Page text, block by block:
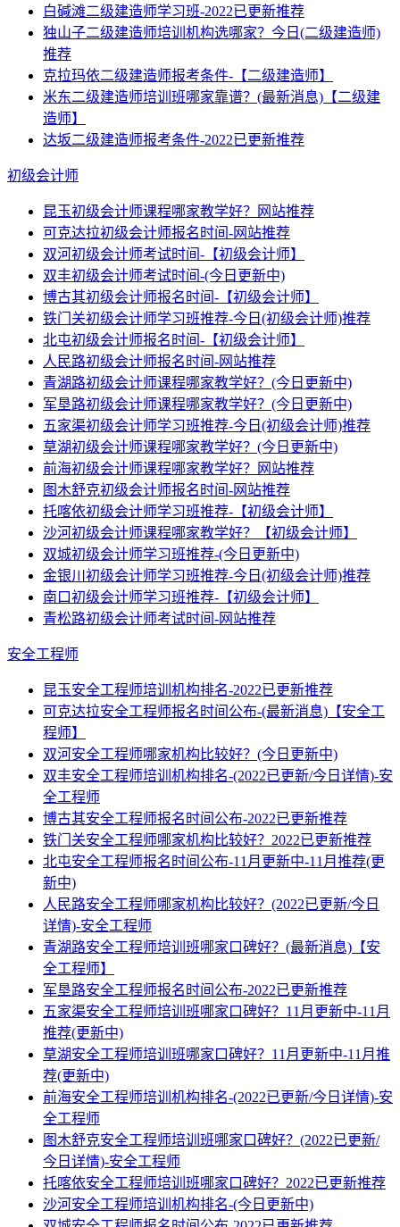
白碱滩二级建造师学习班-2022已更新推荐
独山子二级建造师培训机构选哪家？今日(二级建造师)
推荐
克拉玛依二级建造师报考条件-【二级建造师】
米东二级建造师培训班哪家靠谱？(最新消息)【二级建
造师】
达坂二级建造师报考条件-2022已更新推荐
初级会计师
昆玉初级会计师课程哪家教学好？网站推荐
可克达拉初级会计师报名时间-网站推荐
双河初级会计师考试时间-【初级会计师】
双丰初级会计师考试时间-(今日更新中)
博古其初级会计师报名时间-【初级会计师】
铁门关初级会计师学习班推荐-今日(初级会计师)推荐
北屯初级会计师报名时间-【初级会计师】
人民路初级会计师报名时间-网站推荐
青湖路初级会计师课程哪家教学好？(今日更新中)
军垦路初级会计师课程哪家教学好？(今日更新中)
五家渠初级会计师学习班推荐-今日(初级会计师)推荐
草湖初级会计师课程哪家教学好？(今日更新中)
前海初级会计师课程哪家教学好？网站推荐
图木舒克初级会计师报名时间-网站推荐
托喀依初级会计师学习班推荐-【初级会计师】
沙河初级会计师课程哪家教学好？【初级会计师】
双城初级会计师学习班推荐-(今日更新中)
金银川初级会计师学习班推荐-今日(初级会计师)推荐
南口初级会计师学习班推荐-【初级会计师】
青松路初级会计师考试时间-网站推荐
安全工程师
昆玉安全工程师培训机构排名-2022已更新推荐
可克达拉安全工程师报名时间公布-(最新消息)【安全工
程师】
双河安全工程师哪家机构比较好？(今日更新中)
双丰安全工程师培训机构排名-(2022已更新/今日详情)-安
全工程师
博古其安全工程师报名时间公布-2022已更新推荐
铁门关安全工程师哪家机构比较好？2022已更新推荐
北屯安全工程师报名时间公布-11月更新中-11月推荐(更
新中)
人民路安全工程师哪家机构比较好？(2022已更新/今日
详情)-安全工程师
青湖路安全工程师培训班哪家口碑好？(最新消息)【安
全工程师】
军垦路安全工程师报名时间公布-2022已更新推荐
五家渠安全工程师培训班哪家口碑好？11月更新中-11月
推荐(更新中)
草湖安全工程师培训班哪家口碑好？11月更新中-11月推
荐(更新中)
前海安全工程师培训机构排名-(2022已更新/今日详情)-安
全工程师
图木舒克安全工程师培训班哪家口碑好？(2022已更新/
今日详情)-安全工程师
托喀依安全工程师培训班哪家口碑好？2022已更新推荐
沙河安全工程师培训机构排名-(今日更新中)